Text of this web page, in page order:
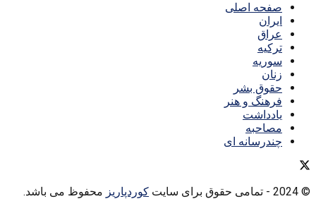
صفحه اصلی
ایران
عراق
ترکیه
سوریه
زنان
حقوق بشر
فرهنگ و هنر
یادداشت
مصاحبه
چندرسانه ای
© 2024 - تمامی حقوق برای سایت کوردپاریز محفوظ می باشد.